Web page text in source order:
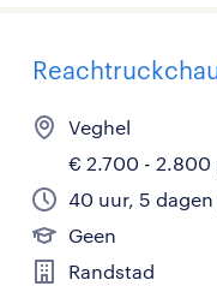
Veghel
€ 2.700 - 2.800
40 uur, 5 dagen
Geen
Randstad